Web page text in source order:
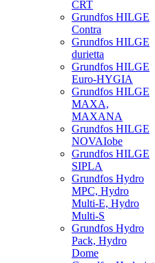
CRT
Grundfos HILGE
Contra
Grundfos HILGE
durietta
Grundfos HILGE
Euro-HYGIA
Grundfos HILGE
MAXA,
MAXANA
Grundfos HILGE
NOVAIobe
Grundfos HILGE
SIPLA
Grundfos Hydro
MPC, Hydro
Multi-E, Hydro
Multi-S
Grundfos Hydro
Pack, Hydro
Dome